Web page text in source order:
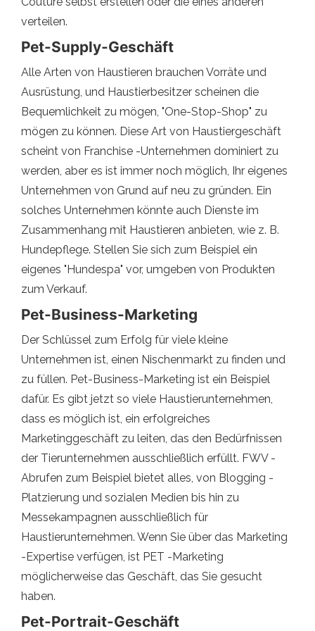
verteilen.
Pet-Supply-Geschäft
Alle Arten von Haustieren brauchen Vorräte und
Ausrüstung, und Haustierbesitzer scheinen die
Bequemlichkeit zu mögen, "One-Stop-Shop" zu
mögen zu können. Diese Art von Haustiergeschäft
scheint von Franchise -Unternehmen dominiert zu
werden, aber es ist immer noch möglich, Ihr eigenes
Unternehmen von Grund auf neu zu gründen. Ein
solches Unternehmen könnte auch Dienste im
Zusammenhang mit Haustieren anbieten, wie z. B.
Hundepflege. Stellen Sie sich zum Beispiel ein
eigenes "Hundespa" vor, umgeben von Produkten
zum Verkauf.
Pet-Business-Marketing
Der Schlüssel zum Erfolg für viele kleine
Unternehmen ist, einen Nischenmarkt zu finden und
zu füllen. Pet-Business-Marketing ist ein Beispiel
dafür. Es gibt jetzt so viele Haustierunternehmen,
dass es möglich ist, ein erfolgreiches
Marketinggeschäft zu leiten, das den Bedürfnissen
der Tierunternehmen ausschließlich erfüllt. FWV -
Abrufen zum Beispiel bietet alles, von Blogging -
Platzierung und sozialen Medien bis hin zu
Messekampagnen ausschließlich für
Haustierunternehmen. Wenn Sie über das Marketing
-Expertise verfügen, ist PET -Marketing
möglicherweise das Geschäft, das Sie gesucht
haben.
Pet-Portrait-Geschäft